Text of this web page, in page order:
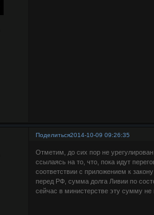
Поделиться2014-10-09 09:26:35
Отметим, до сих пор не
ссылаясь на то, что, пока идут
соответствии с приложением к
перед РФ, сумма долга Ливии по
сейчас в министерстве эту сумму